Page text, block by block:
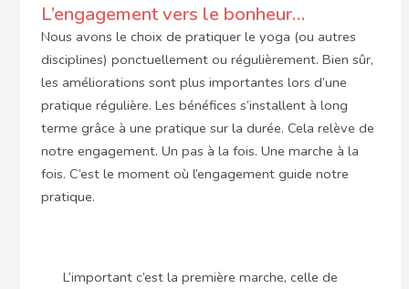
L’engagement vers le bonheur…
Nous avons le choix de pratiquer le yoga (ou autres
disciplines) ponctuellement ou régulièrement. Bien sûr,
les améliorations sont plus importantes lors d’une
pratique régulière. Les bénéfices s’installent à long
terme grâce à une pratique sur la durée. Cela relève de
notre engagement. Un pas à la fois. Une marche à la
fois. C’est le moment où l’engagement guide notre
pratique.
L’important c’est la première marche, celle de